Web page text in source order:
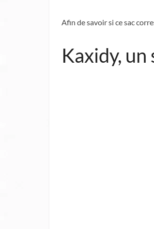
Afin de savoir si ce sac
Kaxidy,